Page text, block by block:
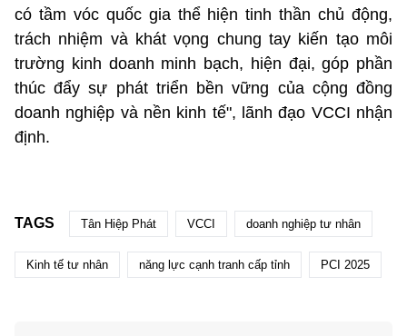
có tầm vóc quốc gia thể hiện tinh thần chủ động,
trách nhiệm và khát vọng chung tay kiến tạo môi
trường kinh doanh minh bạch, hiện đại, góp phần
thúc đẩy sự phát triển bền vững của cộng đồng
doanh nghiệp và nền kinh tế", lãnh đạo VCCI nhận
định.
TAGS Tân Hiệp Phát VCCI doanh nghiệp tư nhân
Kinh tế tư nhân năng lực cạnh tranh cấp tỉnh PCI 2025